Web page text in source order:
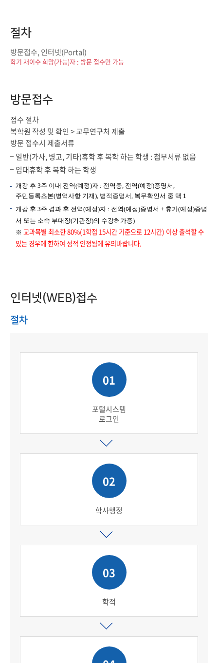
절차
방문접수, 인터넷(Portal)
학기 재이수 희망(가능)자 : 방문 접수만 가능
방문접수
접수 절차
복학원 작성 및 확인 > 교무연구처 제출
방문 접수시 제출서류
일반(가사, 병고, 기타)휴학 후 복학 하는 학생 : 첨부서류 없음
입대휴학 후 복학 하는 학생
개강 후 3주 이내 전역(예정)자 : 전역증, 전역(예정)증명서,
주민등록초본(병역사항 기재), 병적증명서, 복무확인서 중 택 1
개강 후 3주 경과 후 전역(예정)자 : 전역(예정)증명서 + 휴가(예정)증명
서 또는 소속 부대장(기관장)의 수강허가증)
※교과목별 최소한 80%(1학점 15시간 기준으로 12시간) 이상 출석할 수
있는 경우에 한하여 성적 인정됨에 유의바랍니다.
인터넷(WEB)접수
절차
01
포털시스템
로그인
02
학사행정
03
학적